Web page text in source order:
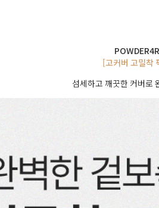
[고커버 고밀착
섬세하고 깨끗한 커버로